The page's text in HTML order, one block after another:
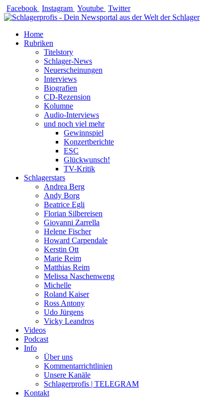
Zum
Inhalt
Facebook Instagram Youtube Twitter
Home
Rubriken
Titelstory
Schlager-News
Neuerscheinungen
Interviews
Biografien
CD-Rezension
Kolumne
Audio-Interviews
und noch viel mehr
Gewinnspiel
Konzertberichte
ESC
Glückwunsch!
TV-Kritik
Schlagerstars
Andrea Berg
Andy Borg
Beatrice Egli
Florian Silbereisen
Giovanni Zarrella
Helene Fischer
Howard Carpendale
Kerstin Ott
Marie Reim
Matthias Reim
Melissa Naschenweng
Michelle
Roland Kaiser
Ross Antony
Udo Jürgens
Vicky Leandros
Videos
Podcast
Info
Über uns
Kommentarrichtlinien
Unsere Kanäle
Schlagerprofis | TELEGRAM
Kontakt